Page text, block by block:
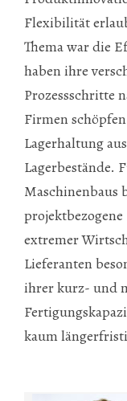
Flexibilität
Thema war die
haben ihre
Prozessschritte
Firmen
Lagerhaltung
Lagerbestände.
Maschinenbaus
extremer
Lieferanten
ihrer kurz- und
kaum